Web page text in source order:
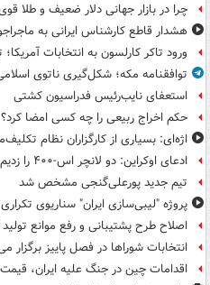
چرا در بازار جهانی دلار ضعیف و طلا
هشدار قاطع کارشناس ایرانی به
ورود تاکر کارلسون به انتخابات
توافقنامه مکه؛ شکل‌گیری ناتوی
استعفای نایب‌رئیس فدراسیون کشتی
حکم اخراج ربیعی را چه کسی امضا کرد؟
اژه‌ای: بسیاری از کارگزاران نظام
ادعای اوکراین: دو لانچر اس-۴۰۰ را زدیم+ فیلم
تیم جدید پورعلی‌گنجی مشخص شد
پروژه "لیبی‌سازی ایران" سناریوی
اصلاح طرح پشتیبانی و رفع موانع
انتخابات شوراها در فصل پاییز برگزار
اقدامات چین در جنگ علیه ایران، قیمت نفت را ۳۰